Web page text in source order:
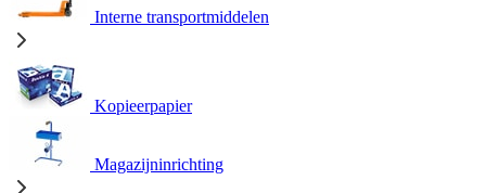
Interne transportmiddelen
Kopieerpapier
Magazijninrichting